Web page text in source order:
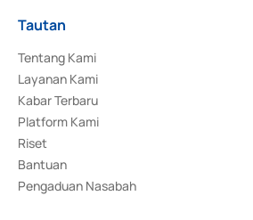
Tautan
Tentang Kami
Layanan Kami
Kabar Terbaru
Platform Kami
Riset
Bantuan
Pengaduan Nasabah